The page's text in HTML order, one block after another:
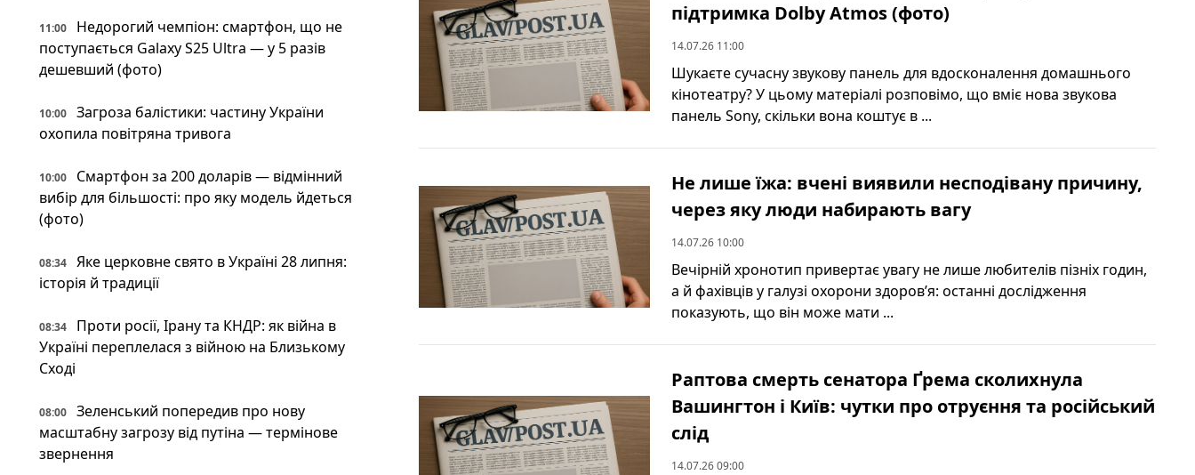
11:00
Недорогий чемпіон: смартфон, що не
поступається Galaxy S25 Ultra — у 5 разів
дешевший (фото)
10:00
Загроза балістики: частину України
охопила повітряна тривога
10:00
Смартфон за 200 доларів — відмінний
вибір для більшості: про яку модель йдеться
(фото)
08:34
Яке церковне свято в Україні 28 липня:
історія й традиції
08:34
Проти росії, Ірану та КНДР: як війна в
Україні переплелася з війною на Близькому
Сході
08:00
Зеленський попередив про нову
масштабну загрозу від путіна — термінове
звернення
підтримка Dolby Atmos (фото)
14.07.26 11:00
Шукаєте сучасну звукову панель для вдосконалення домашнього
кінотеатру? У цьому матеріалі розповімо, що вміє нова звукова
панель Sony, скільки вона коштує в ...
Не лише їжа: вчені виявили несподівану причину,
через яку люди набирають вагу
14.07.26 10:00
Вечірній хронотип привертає увагу не лише любителів пізніх годин,
а й фахівців у галузі охорони здоров’я: останні дослідження
показують, що він може мати ...
Раптова смерть сенатора Ґрема сколихнула
Вашингтон і Київ: чутки про отруєння та російський
слід
14.07.26 09:00